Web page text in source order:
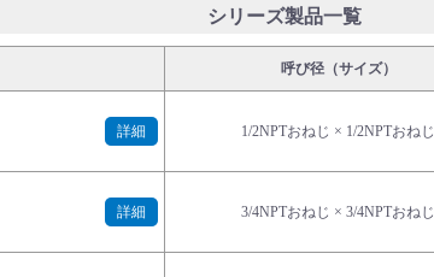
シリーズ製品一覧
呼び径（サイズ）
詳細 1/2NPTおねじ × 1/2NPTおねじ
詳細 3/4NPTおねじ × 3/4NPTおねじ